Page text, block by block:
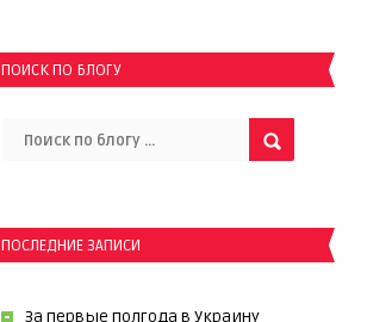
ПОИСК ПО БЛОГУ
ПОСЛЕДНИЕ ЗАПИСИ
За первые полгода в Украину